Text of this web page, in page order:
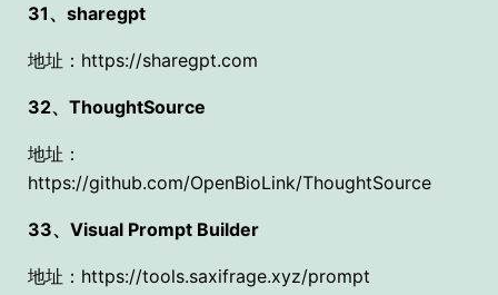
31、sharegpt
地址：https://sharegpt.com
32、ThoughtSource
地址：
https://github.com/OpenBioLink/ThoughtSource
33、Visual Prompt Builder
地址：https://tools.saxifrage.xyz/prompt